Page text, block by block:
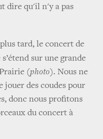
dire qu'il n'y a pas
tard, le concert de
sur une grande
(photo). Nous ne
jouer des coudes pour
donc nous profitons
du concert à